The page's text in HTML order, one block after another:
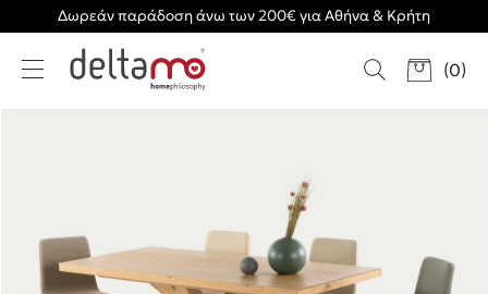
Δωρεάν παράδοση άνω των 200€ για Αθήνα & Κρήτη
(0)